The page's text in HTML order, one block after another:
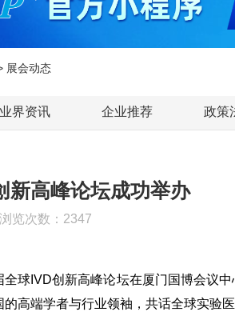
展会动态
业界资讯 企业推荐 政策
新高峰论坛成功举办
览次数： 2347
球IVD创新高峰论坛在厦门国博会议
高端学者与行业领袖，共话全球实验